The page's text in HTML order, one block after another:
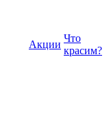
Акции
Что
красим?